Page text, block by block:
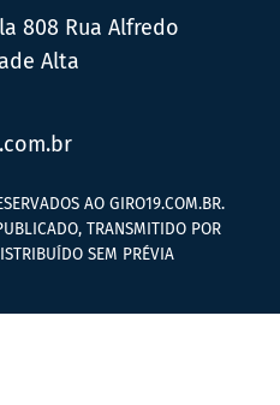
808 Rua Alfredo
Alta
AO GIRO19.COM.BR.
TRANSMITIDO POR
SEM PRÉVIA